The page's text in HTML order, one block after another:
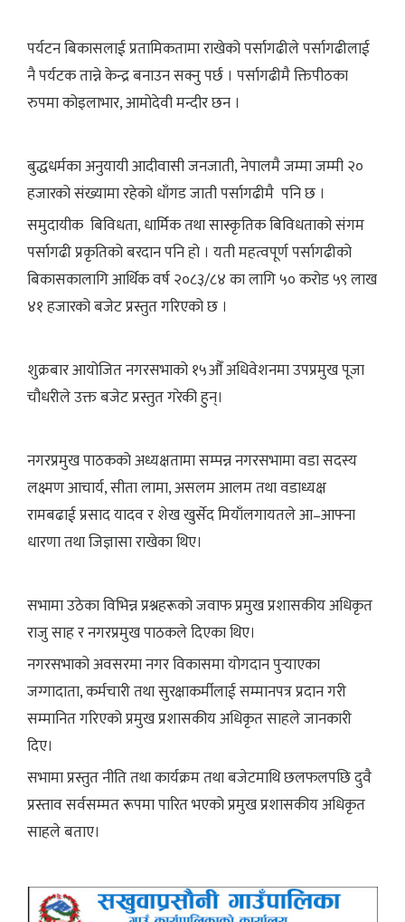
पर्यटन बिकासलाई प्रतामिकतामा राखेको पर्सागढीले पर्सागढीलाई
नै पर्यटक तान्ने केन्द्र बनाउन सक्नु पर्छ । पर्सागढीमै क्तिपीठका
रुपमा कोइलाभार, आमोदेवी मन्दीर छन ।
बुद्धधर्मका अनुयायी आदीवासी जनजाती, नेपालमै जम्मा जम्मी २०
हजारको संख्यामा रहेको धाँगड जाती पर्सागढीमै पनि छ ।
समुदायीक बिविधता, धार्मिक तथा सास्कृतिक बिविधताको संगम
पर्सागढी प्रकृतिको बरदान पनि हो । यती महत्वपूर्ण पर्सागढीको
बिकासकालागि आर्थिक वर्ष २०८३/८४ का लागि ५० करोड ५९ लाख
४१ हजारको बजेट प्रस्तुत गरिएको छ ।
शुक्रबार आयोजित नगरसभाको १५औँ अधिवेशनमा उपप्रमुख पूजा
चौधरीले उक्त बजेट प्रस्तुत गरेकी हुन्।
नगरप्रमुख पाठकको अध्यक्षतामा सम्पन्न नगरसभामा वडा सदस्य
लक्ष्मण आचार्य, सीता लामा, असलम आलम तथा वडाध्यक्ष
रामबढाई प्रसाद यादव र शेख खुर्सेद मियाँलगायतले आ–आफ्ना
धारणा तथा जिज्ञासा राखेका थिए।
सभामा उठेका विभिन्न प्रश्नहरूको जवाफ प्रमुख प्रशासकीय अधिकृत
राजु साह र नगरप्रमुख पाठकले दिएका थिए।
नगरसभाको अवसरमा नगर विकासमा योगदान पुर्‍याएका
जग्गादाता, कर्मचारी तथा सुरक्षाकर्मीलाई सम्मानपत्र प्रदान गरी
सम्मानित गरिएको प्रमुख प्रशासकीय अधिकृत साहले जानकारी
दिए।
सभामा प्रस्तुत नीति तथा कार्यक्रम तथा बजेटमाथि छलफलपछि दुवै
प्रस्ताव सर्वसम्मत रूपमा पारित भएको प्रमुख प्रशासकीय अधिकृत
साहले बताए।